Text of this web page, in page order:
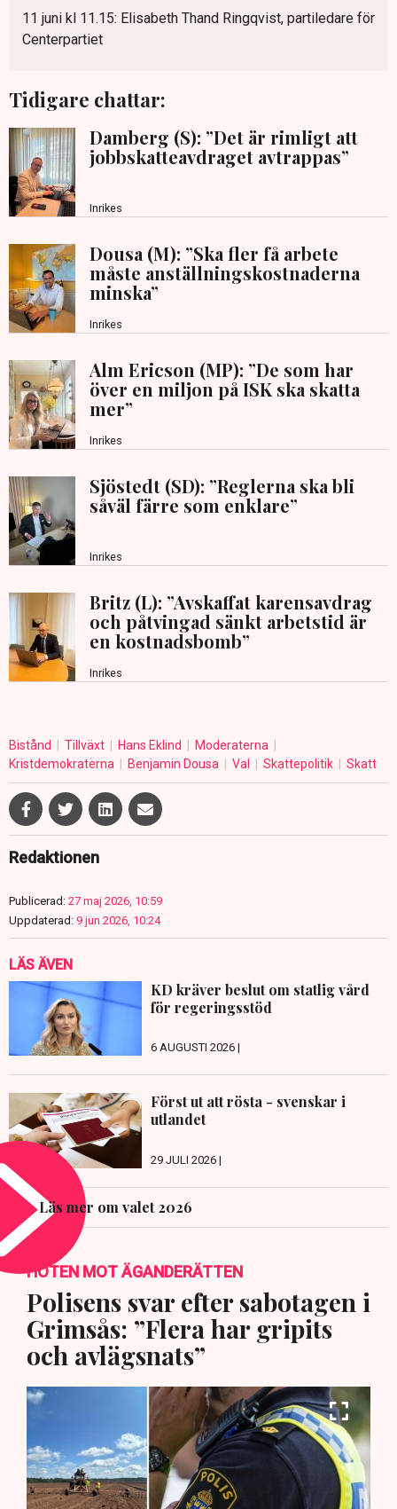
11 juni kl 11.15: Elisabeth Thand Ringqvist, partiledare för
Centerpartiet
Tidigare chattar:
Damberg (S): ”Det är rimligt att
jobbskatteavdraget avtrappas”
Inrikes
Dousa (M): ”Ska fler få arbete
måste anställningskostnaderna
minska”
Inrikes
Alm Ericson (MP): ”De som har
över en miljon på ISK ska skatta
mer”
Inrikes
Sjöstedt (SD): ”Reglerna ska bli
såväl färre som enklare”
Inrikes
Britz (L): ”Avskaffat karensavdrag
och påtvingad sänkt arbetstid är
en kostnadsbomb”
Inrikes
Bistånd Tillväxt Hans Eklind
Moderaterna
Kristdemokraterna
Benjamin Dousa Val Skattepolitik Skatt
Redaktionen
Publicerad: 27 maj 2026, 10:59
Uppdaterad: 9 jun 2026, 10:24
LÄS ÄVEN
KD kräver beslut om statlig vård
för regeringsstöd
6 AUGUSTI 2026 |
Först ut att rösta - svenskar i
utlandet
29 JULI 2026 |
Läs mer om valet 2026
HOTEN MOT ÄGANDERÄTTEN
Polisens svar efter sabotagen i
Grimsås: ”Flera har gripits
och avlägsnats”